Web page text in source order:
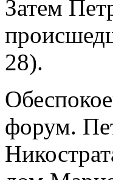
Затем
28).
форум.